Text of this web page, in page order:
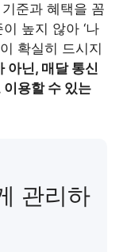
준과 혜택을 꼼
높지 않아 ‘나
확실히 드시지
아닌, 매달 통신
용할 수 있는
관리하